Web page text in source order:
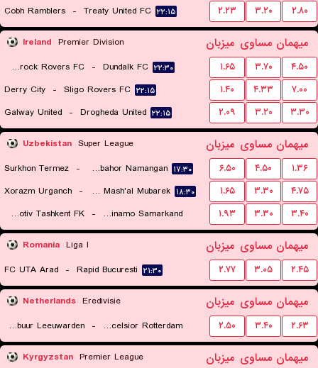
Cobh Ramblers - Treaty United FC ۲۲:۱۵ ۲.۲۳ ۳.۲۰ ۲.۸۰
Ireland Premier Division میزبان مساوی میهمان
Shamrock Rovers FC - Dundalk FC ۲۲:۳۰ ۱.۶۵ ۳.۷۰
۴.۵۰
Derry City - Sligo Rovers FC ۲۲:۱۵ ۱.۴۰ ۴.۳۳
۷.۰۰
Galway United - Drogheda United ۲۲:۱۵ ۲.۰۹ ۳.۲۰ ۳.۳۰
Uzbekistan Super League میزبان مساوی میهمان
Surkhon Termez - Navbahor Namangan ۱۷:۳۰ ۶.۵۰ ۴.۵۰
۱.۳۶
Xorazm Urganch - FK Mash'al Mubarek ۱۸:۳۰ ۱.۶۵ ۳.۳۰
۴.۷۵
Lokomotiv Tashkent FK
- PFK Dinamo Samarkand
۱۸:۰۰
۱.۹۳ ۳.۳۰ ۳.۴۰
Romania Liga I میزبان مساوی میهمان
FC UTA Arad - Rapid Bucuresti ۲۱:۳۰ ۲.۷۷ ۳.۰۵ ۲.۴۵
Netherlands Eredivisie میزبان مساوی میهمان
Cambuur Leeuwarden - Excelsior Rotterdam
۲۱:۳۰
۲.۵۰ ۳.۴۰ ۲.۶۳
Kyrgyzstan Premier League میزبان مساوی میهمان